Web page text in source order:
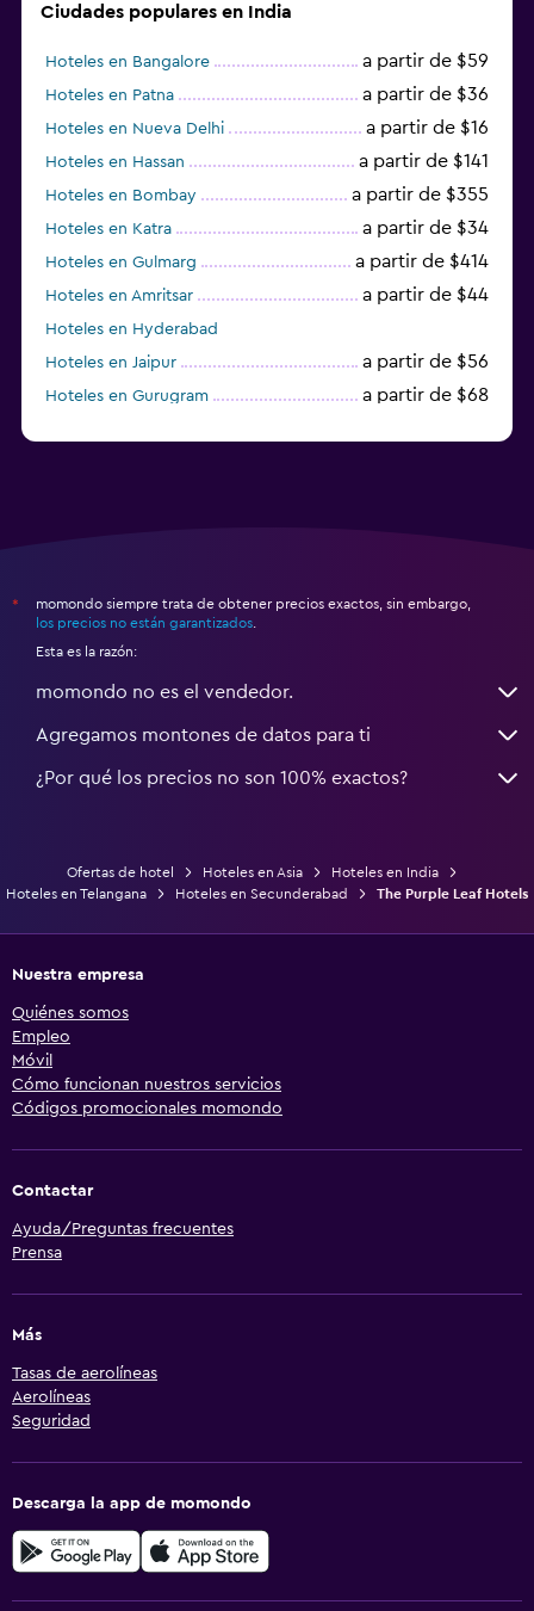
Ciudades populares en India
Hoteles en Bangalore a partir de $59
Hoteles en Patna a partir de $36
Hoteles en Nueva Delhi a partir de $16
Hoteles en Hassan a partir de $141
Hoteles en Bombay a partir de $355
Hoteles en Katra a partir de $34
Hoteles en Gulmarg a partir de $414
Hoteles en Amritsar a partir de $44
Hoteles en Hyderabad
Hoteles en Jaipur
a partir de $56
Hoteles en Gurugram a partir de $68
*
momondo siempre trata de obtener precios exactos, sin embargo,
los precios no están garantizados
Esta es la razón:
momondo no es el vendedor.
Agregamos montones de datos para ti
¿Por qué los precios no son 100% exactos?
Ofertas de hotel Hoteles en Asia
Hoteles en India
Hoteles en Telangana
Hoteles en Secunderabad The Purple Leaf Hotels
Nuestra empresa
Quiénes somos
Empleo
Móvil
Cómo funcionan nuestros servicios
Códigos promocionales momondo
Contactar
Ayuda/Preguntas frecuentes
Prensa
Más
Tasas de aerolíneas
Aerolíneas
Seguridad
Descarga la app de momondo